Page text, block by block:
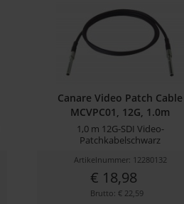
Canare Video Patch Cable
MCVPC01, 12G, 1.0m
1,0 m 12G-SDI Video-
Patchkabelschwarz
Artikelnummer: 12280132
€ 18,98
Brutto: € 22,59